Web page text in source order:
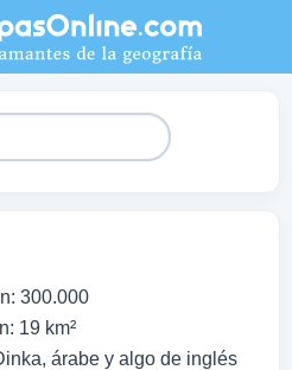
300.000
19 km²
árabe y algo de inglés